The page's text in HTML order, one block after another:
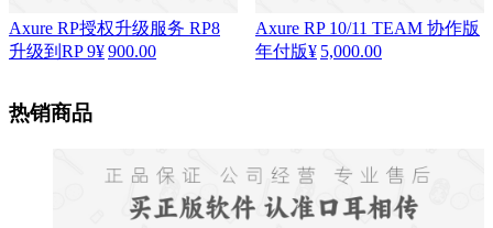
Axure RP授权升级服务 RP8
升级到RP 9¥900.00
Axure RP 10/11 TEAM 协作版
年付版¥ 5,000.00
热销商品